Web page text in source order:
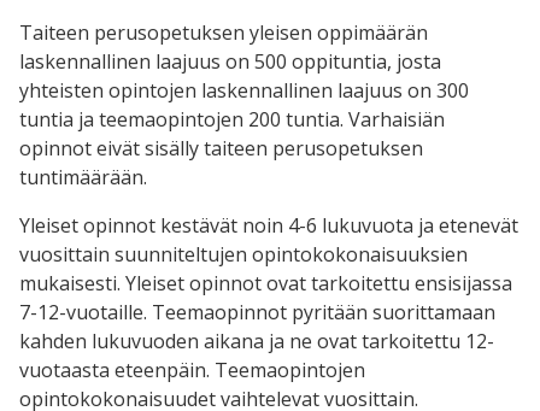
Taiteen perusopetuksen yleisen oppimäärän
laskennallinen laajuus on 500 oppituntia, josta
yhteisten opintojen laskennallinen laajuus on 300
tuntia ja teemaopintojen 200 tuntia. Varhaisiän
opinnot eivät sisälly taiteen perusopetuksen
tuntimäärään.
Yleiset opinnot kestävät noin 4-6 lukuvuota ja etenevät
vuosittain suunniteltujen opintokokonaisuuksien
mukaisesti. Yleiset opinnot ovat tarkoitettu ensisijassa
7-12-vuotaille. Teemaopinnot pyritään suorittamaan
kahden lukuvuoden aikana ja ne ovat tarkoitettu 12-
vuotaasta eteenpäin. Teemaopintojen
opintokokonaisuudet vaihtelevat vuosittain.